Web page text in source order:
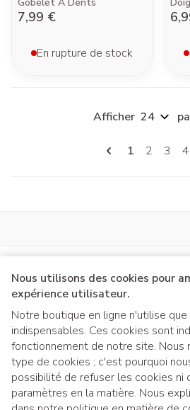
Nous utilisons des cookies pour
expérience utilisateur.
Notre boutique en ligne n'utilise
indispensables. Ces cookies sont
fonctionnement de notre site. Nous
type de cookies ; c'est pourquoi
possibilité de refuser les cookies ni
paramètres en la matière. Nous
7,99 €
En rupture de stock
Pages
Vous lisez
1 Page
2 Page
3 4
Afficher
Liens légaux